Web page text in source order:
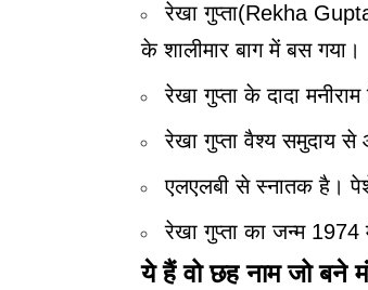
रेखा गुप्ता(Rekha
के शालीमार बाग में बस गया।
रेखा गुप्ता के दादा
रेखा गुप्ता वैश्य समुदाय से
एलएलबी से स्नातक है।
रेखा गुप्ता का जन्म
ये हैं वो छह नाम जो बने